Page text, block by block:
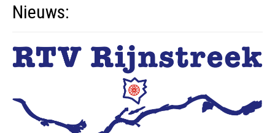
Nieuws: